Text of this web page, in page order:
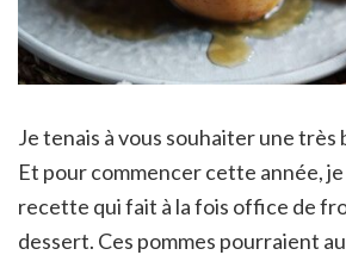
Je tenais à vous souhaiter une très
Et pour commencer cette année,
recette qui fait à la fois office de
dessert. Ces pommes pourraient